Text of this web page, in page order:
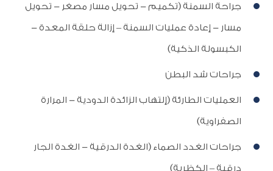
جراحة السمنة (تكميم - تحويل مسار مصغر - تحويل
مسار - إعادة عمليات السمنة – إزالة حلقة المعدة -
الكبسولة الذكية)
جراحات شد البطن
العمليات الطارئة (إلتهاب الزائدة الدودية - المرارة
الصفراوية)
جراحات الغدد الصماء (الغدة الدرقية - الغدة الجار
درقية – الكظرية)